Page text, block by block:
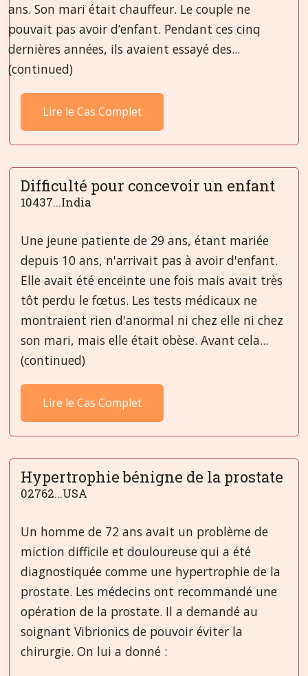
ans. Son mari était chauffeur. Le couple ne
pouvait pas avoir d’enfant. Pendant ces cinq
dernières années, ils avaient essayé des...
(continued)
Lire le Cas Complet
Difficulté pour concevoir un enfant
10437...India
Une jeune patiente de 29 ans, étant mariée
depuis 10 ans, n'arrivait pas à avoir d'enfant.
Elle avait été enceinte une fois mais avait très
tôt perdu le fœtus. Les tests médicaux ne
montraient rien d'anormal ni chez elle ni chez
son mari, mais elle était obèse. Avant cela...
(continued)
Lire le Cas Complet
Hypertrophie bénigne de la prostate
02762...USA
Un homme de 72 ans avait un problème de
miction difficile et douloureuse qui a été
diagnostiquée comme une hypertrophie de la
prostate. Les médecins ont recommandé une
opération de la prostate. Il a demandé au
soignant Vibrionics de pouvoir éviter la
chirurgie. On lui a donné :